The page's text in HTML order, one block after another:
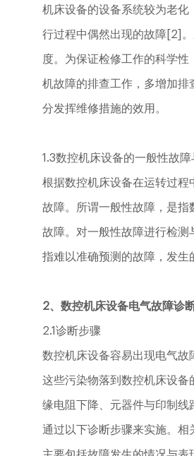
机床设备的设备系统较为老
行过程中偶然出现的故障[2]
度。为保证检修工作的科学
机故障的排查工作，多增加
分发挥维修措施的效用。
1.3数控机床设备的一般性故
根据数控机床设备在运转过
故障。所谓一般性故障，是
故障。对一般性故障进行检
指难以准确预测的故障，发
2、数控机床设备电气故障诊
2.1诊断步骤
数控机床设备容易出现电气
这些污染物落到数控机床设
缘电阻下降、元器件与印制
通过以下诊断步骤来实施。